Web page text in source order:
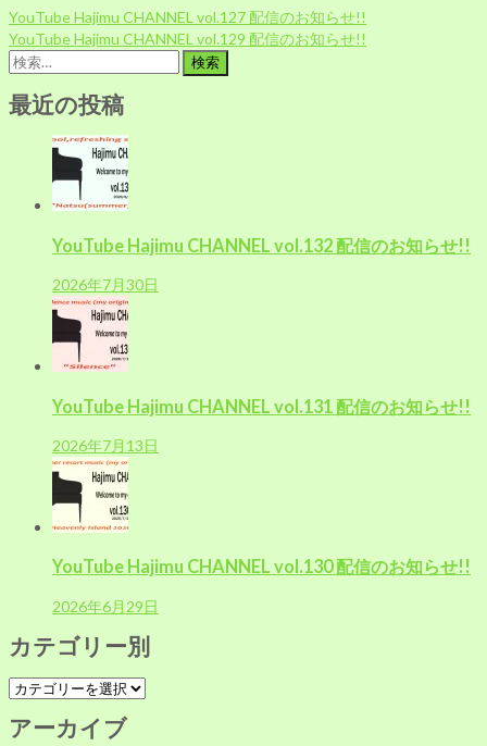
投
稿
ナ
ビ
ゲ
ー
YouTube Hajimu CHANNEL vol.127 配信のお知らせ!!
YouTube Hajimu CHANNEL vol.129 配信のお知らせ!!
検
最近の投稿
YouTube Hajimu CHANNEL vol.132 配信のお知らせ!!
2026年7月30日
YouTube Hajimu CHANNEL vol.131 配信のお知らせ!!
2026年7月13日
YouTube Hajimu CHANNEL vol.130 配信のお知らせ!!
2026年6月29日
カテゴリー別
カ
ゴ
アーカイブ